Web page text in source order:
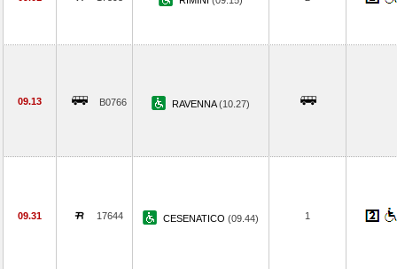
09.13 B0766 RAVENNA(10.27)
09.31 17644 CESENATICO (09.44) 1